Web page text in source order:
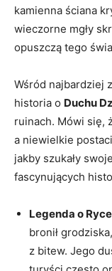
​kamienna ściana
wieczorne ⁤mgły‌
opuszczą ‍tego​
Wśród najbardziej
historia o Duchu
ruinach.⁣ Mówi ‌się,⁢
a niewielkie
jakby szukały
fascynujących
Legenda o
bronił
z bitew. Jego